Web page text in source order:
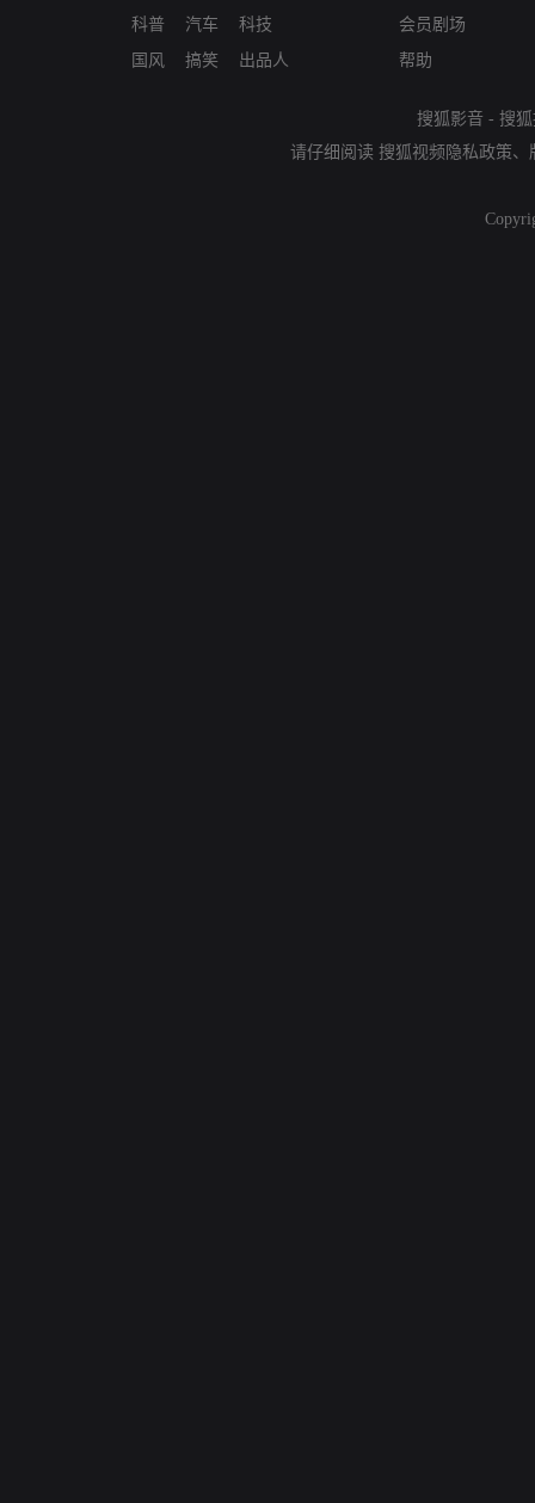
科普
国风
汽车
搞笑
科技
出品人
会员剧场
帮助
搜狐影音 - 搜
请仔细阅读 搜狐视频隐私政策、